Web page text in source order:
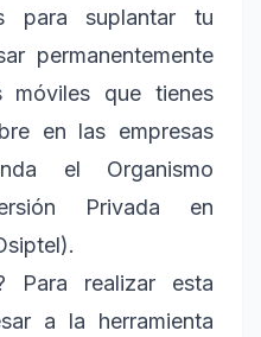
para suplantar tu
permanentemente
móviles que tienes
en las empresas
el Organismo
Privada en
Para realizar esta
a la herramienta